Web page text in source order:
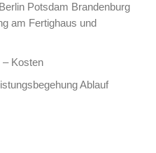
Potsdam Brandenburg
am Fertighaus und
– Kosten
Ablauf